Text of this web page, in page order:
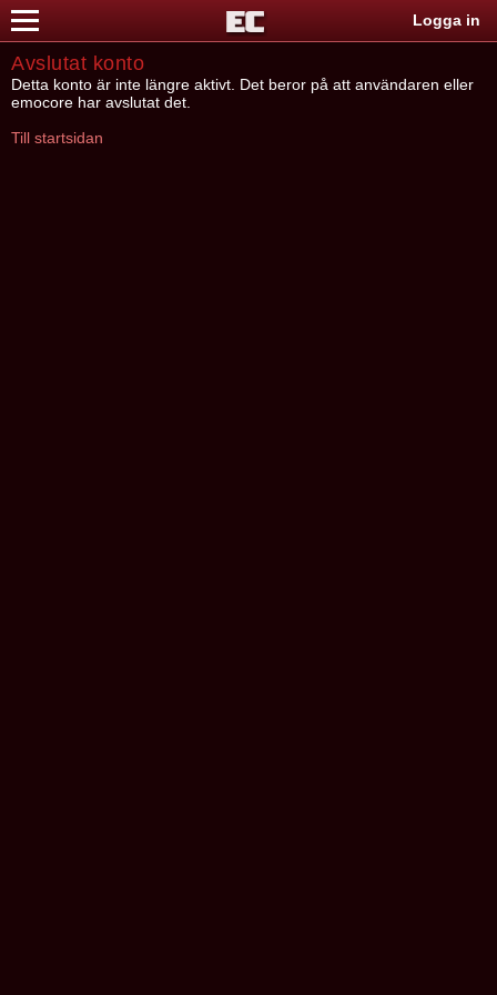
Logga in
Avslutat konto
Detta konto är inte längre aktivt. Det beror på att användaren eller
emocore har avslutat det.
Till startsidan